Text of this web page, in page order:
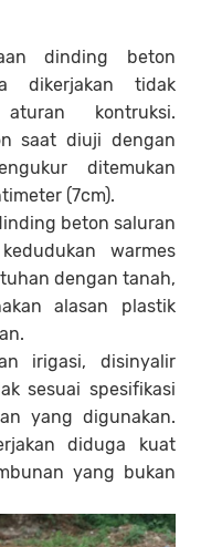
dinding beton
dikerjakan tidak
kontruksi.
saat diuji dengan
ditemukan
(7cm).
beton saluran
warmes
dengan tanah,
alasan plastik
irigasi, disinyalir
sesuai spesifikasi
yang digunakan.
diduga kuat
yang bukan